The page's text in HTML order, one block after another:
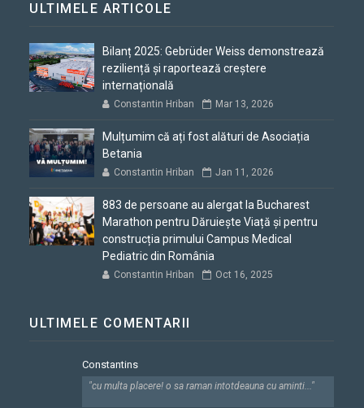
ULTIMELE ARTICOLE
Bilanț 2025: Gebrüder Weiss demonstrează
reziliență și raportează creștere
internațională
Constantin Hriban Mar 13, 2026
Mulțumim că ați fost alături de Asociația
Betania
Constantin Hriban Jan 11, 2026
883 de persoane au alergat la Bucharest
Marathon pentru Dăruiește Viață și pentru
construcția primului Campus Medical
Pediatric din România
Constantin Hriban Oct 16, 2025
ULTIMELE COMENTARII
Constantins
"cu multa placere! o sa raman intotdeauna cu aminti..."